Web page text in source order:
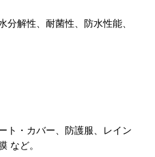
分解性、耐菌性、防水性能、
ト・カバー、防護服、レイン
など。